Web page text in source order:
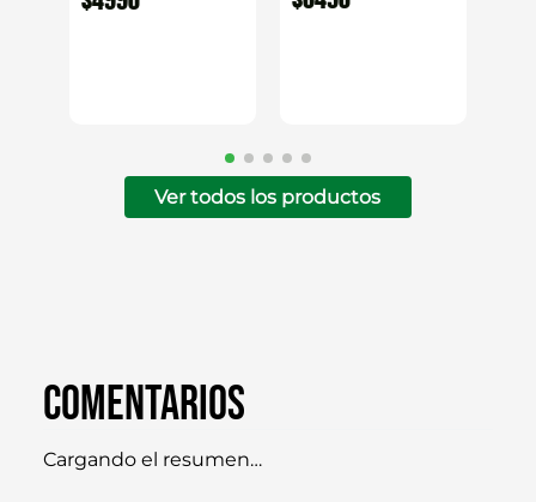
Ver todos los productos
Comentarios
Cargando el resumen…